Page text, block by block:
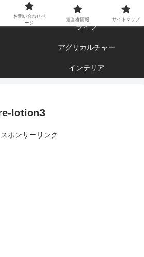
ョイ ブログライフ
ライフ
アグリカルチャー
インテリア
lotion3
スポンサーリンク
お問い合わせペ
ージ
運営者情報 サイトマップ